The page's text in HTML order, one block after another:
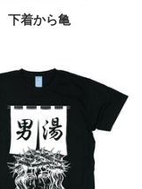
下着から亀